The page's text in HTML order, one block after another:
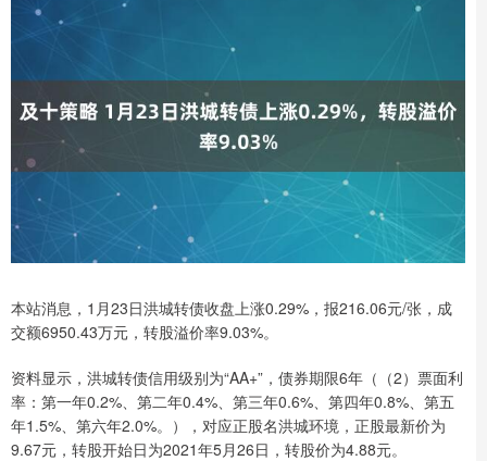
本站消息，1月23日洪城转债收盘上涨0.29%，报216.06元/张，成
交额6950.43万元，转股溢价率9.03%。
资料显示，洪城转债信用级别为“AA+”，债券期限6年（（2）票面利
率：第一年0.2%、第二年0.4%、第三年0.6%、第四年0.8%、第五
年1.5%、第六年2.0%。），对应正股名洪城环境，正股最新价为
9.67元，转股开始日为2021年5月26日，转股价为4.88元。